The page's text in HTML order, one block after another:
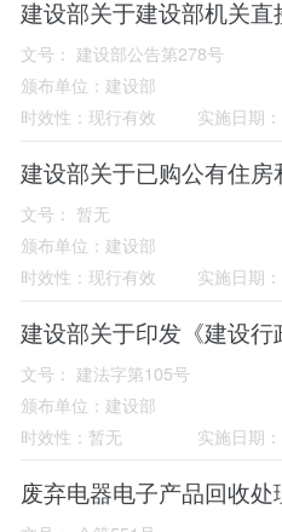
文号： 建设部公告第278号
颁布单位： 建设部
时效性： 现行有效 实施日期：
文号： 暂无
颁布单位： 建设部
时效性： 现行有效 实施日期：
文号： 建法字第105号
颁布单位： 建设部
时效性： 暂无 实施日期：
废弃电器电子产品回收处